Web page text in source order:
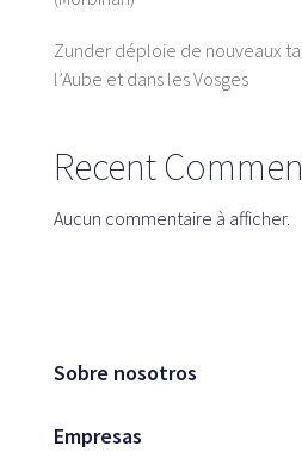
Attention à la clientèle
Zunder déploie de nouveaux
l’Aube et dans les Vosges
Recent
Aucun commentaire à afficher.
Sobre nosotros
Empresas